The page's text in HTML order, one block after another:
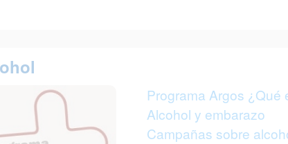
Programa Argos ¿Qué
Alcohol y embarazo
Campañas sobre